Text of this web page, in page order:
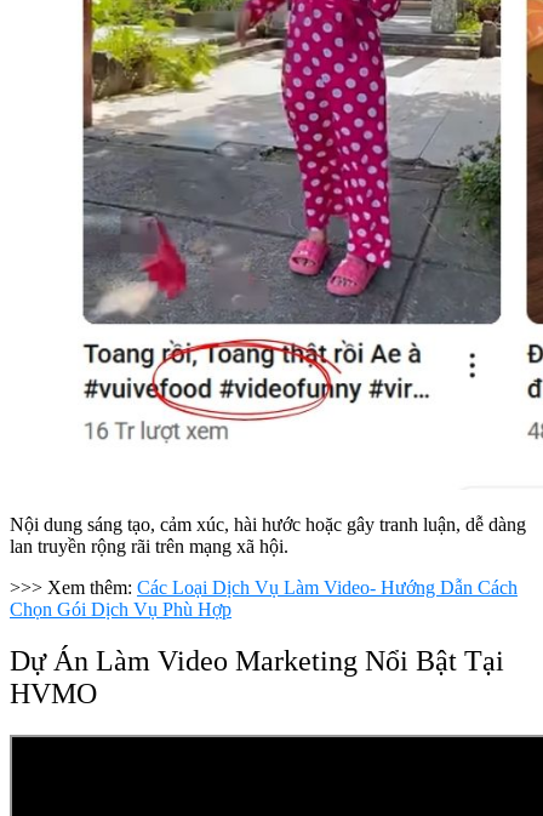
Nội dung sáng tạo, cảm xúc, hài hước hoặc gây tranh luận, dễ dàng
lan truyền rộng rãi trên mạng xã hội.
>>> Xem thêm: Các Loại Dịch Vụ Làm Video- Hướng Dẫn Cách
Chọn Gói Dịch Vụ Phù Hợp
Dự Án Làm Video Marketing Nổi Bật Tại
HVMO